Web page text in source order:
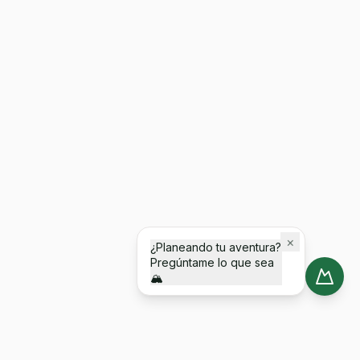
×
¿Planeando tu aventura?
Pregúntame lo que sea
🏔️